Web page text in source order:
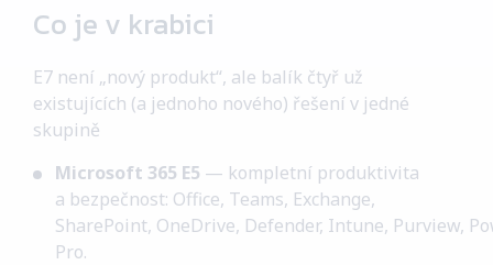
Kontakt
Helpdesk
ENG
Co je v krabici
E7 není „nový produkt“, ale balík čtyř už
existujících (a jednoho nového) řešení v jedné
skupině
Microsoft 365 E5 — kompletní produktivita
a bezpečnost: Office, Teams, Exchange,
SharePoint, OneDrive, Defender, Intune, Purview,
Pro.